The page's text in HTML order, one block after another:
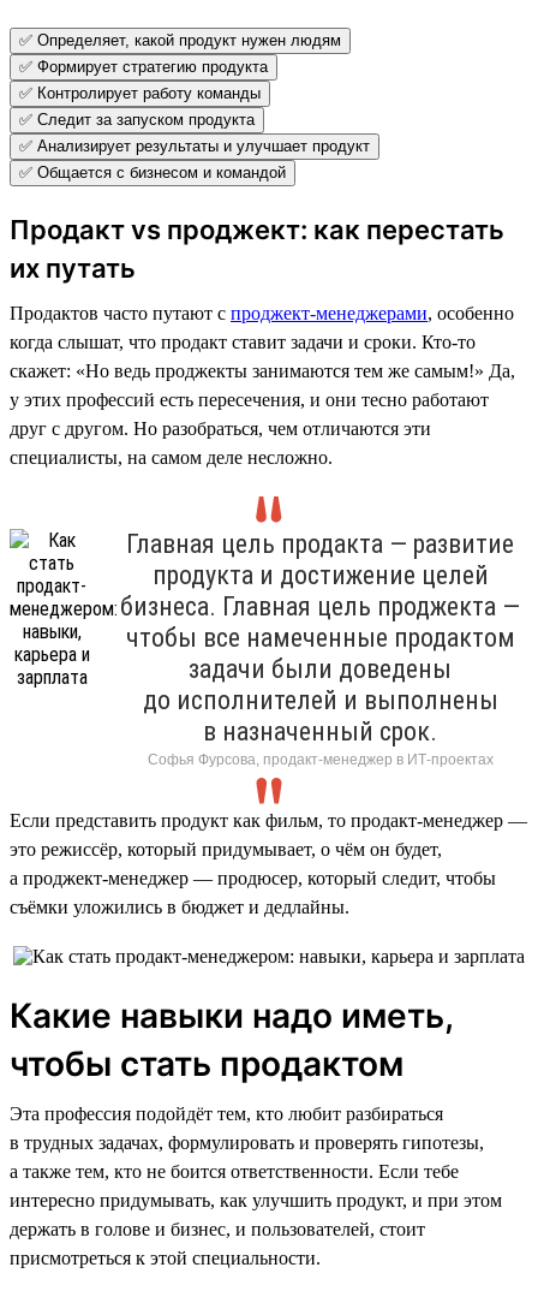
✅ Определяет, какой продукт нужен людям
✅ Формирует стратегию продукта
✅ Контролирует работу команды
✅ Следит за запуском продукта
✅ Анализирует результаты и улучшает продукт
✅ Общается с бизнесом и командой
Продакт vs проджект: как перестать
их путать
Продактов часто путают с проджект-менеджерами, особенно
когда слышат, что продакт ставит задачи и сроки. Кто-то
скажет: «Но ведь проджекты занимаются тем же самым!» Да,
у этих профессий есть пересечения, и они тесно работают
друг с другом. Но разобраться, чем отличаются эти
специалисты, на самом деле несложно.
Главная цель продакта — развитие
продукта и достижение целей
бизнеса. Главная цель проджекта —
чтобы все намеченные продактом
задачи были доведены
до исполнителей и выполнены
в назначенный срок.
Софья Фурсова, продакт-менеджер в ИТ-проектах
Если представить продукт как фильм, то продакт-менеджер —
это режиссёр, который придумывает, о чём он будет,
а проджект-менеджер — продюсер, который следит, чтобы
съёмки уложились в бюджет и дедлайны.
Какие навыки надо иметь,
чтобы стать продактом
Эта профессия подойдёт тем, кто любит разбираться
в трудных задачах, формулировать и проверять гипотезы,
а также тем, кто не боится ответственности. Если тебе
интересно придумывать, как улучшить продукт, и при этом
держать в голове и бизнес, и пользователей, стоит
присмотреться к этой специальности.